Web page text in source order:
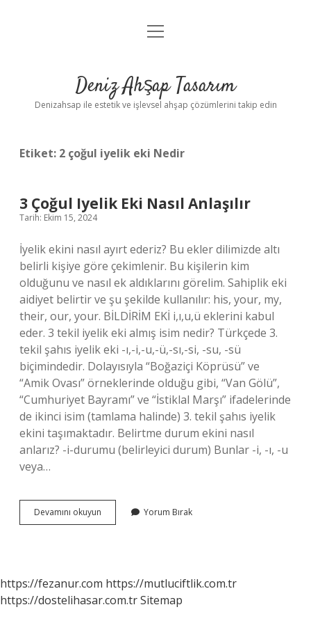
Anasayfa
Yasal Uyarı
menüyü
Deniz Ahşap Tasarım
Denizahsap ile estetik ve işlevsel ahşap çözümlerini takip edin
Etiket: 2 çoğul iyelik eki Nedir
3 Çoğul Iyelik Eki Nasıl Anlaşılır
Tarih: Ekim 15, 2024
İyelik ekini nasıl ayırt ederiz? Bu ekler dilimizde altı
belirli kişiye göre çekimlenir. Bu kişilerin kim
olduğunu ve nasıl ek aldıklarını görelim. Sahiplik eki
aidiyet belirtir ve şu şekilde kullanılır: his, your, my,
their, our, your. BİLDİRİM EKİ i,ı,u,ü eklerini kabul
eder. 3 tekil iyelik eki almış isim nedir? Türkçede 3.
tekil şahıs iyelik eki -ı,-i,-u,-ü,-sı,-si, -su, -sü
biçimindedir. Dolayısıyla “Boğaziçi Köprüsü” ve
“Amik Ovası” örneklerinde olduğu gibi, “Van Gölü”,
“Cumhuriyet Bayramı” ve “İstiklal Marşı” ifadelerinde
de ikinci isim (tamlama halinde) 3. tekil şahıs iyelik
ekini taşımaktadır. Belirtme durum ekini nasıl
anlarız? -i-durumu (belirleyici durum) Bunlar -i, -ı, -u
veya…
Devamını okuyun
Çoğul
Yorum Bırak
https://fezanur.com https://mutluciftlik.com.tr
https://dostelihasar.com.trSitemap